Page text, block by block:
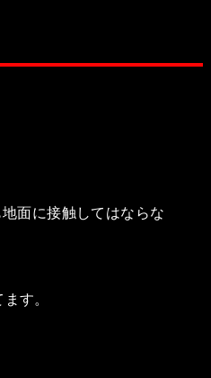
面に接触してはならな
す。